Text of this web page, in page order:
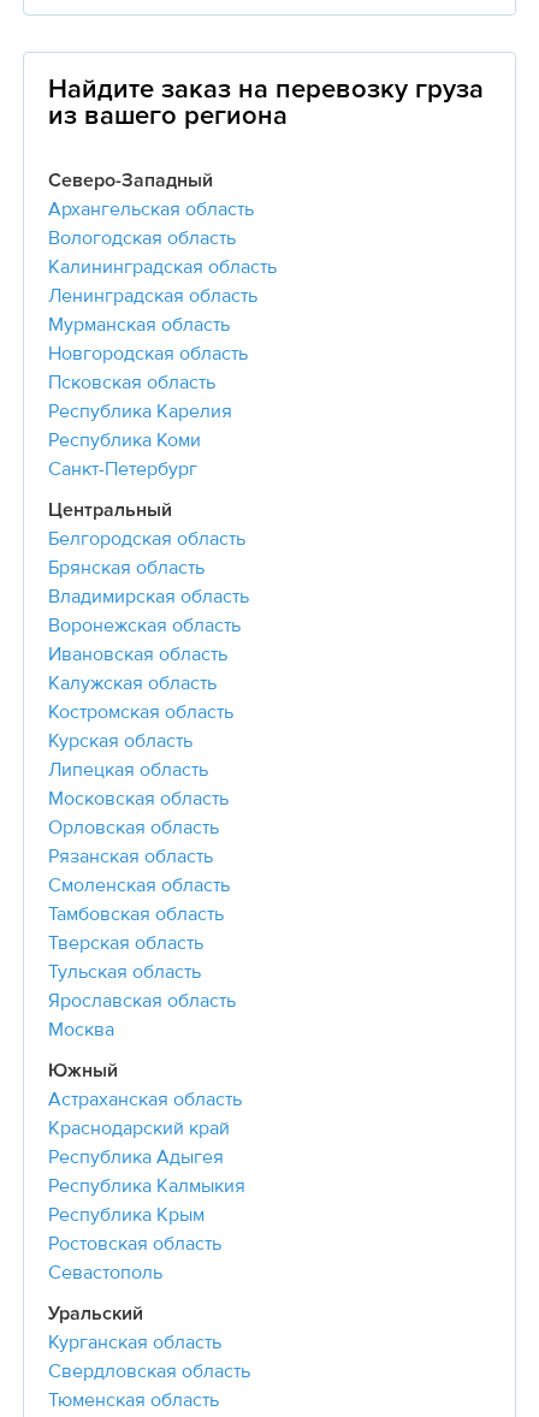
Найдите заказ на перевозку груза
из вашего региона
Северо-Западный
Архангельская область
Вологодская область
Калининградская область
Ленинградская область
Мурманская область
Новгородская область
Псковская область
Республика Карелия
Республика Коми
Санкт-Петербург
Центральный
Белгородская область
Брянская область
Владимирская область
Воронежская область
Ивановская область
Калужская область
Костромская область
Курская область
Липецкая область
Московская область
Орловская область
Рязанская область
Смоленская область
Тамбовская область
Тверская область
Тульская область
Ярославская область
Москва
Южный
Астраханская область
Краснодарский край
Республика Адыгея
Республика Калмыкия
Республика Крым
Ростовская область
Севастополь
Уральский
Курганская область
Свердловская область
Тюменская область